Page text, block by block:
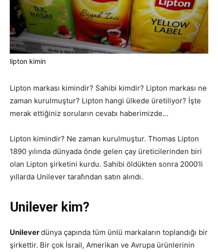
lipton kimin
Lipton markası kimindir? Sahibi kimdir? Lipton markası ne
zaman kurulmuştur? Lipton hangi ülkede üretiliyor? İşte
merak ettiğiniz soruların cevabı haberimizde…
Lipton kimindir? Ne zaman kurulmuştur. Thomas Lipton
1890 yılında dünyada önde gelen çay üreticilerinden biri
olan Lipton şirketini kurdu. Sahibi öldükten sonra 2000’li
yıllarda Unilever tarafından satın alındı.
Unilever kim?
Unileverdünya çapında tüm ünlü markaların toplandığı bir
şirkettir. Bir çok İsrail, Amerikan ve Avrupa ürünlerinin